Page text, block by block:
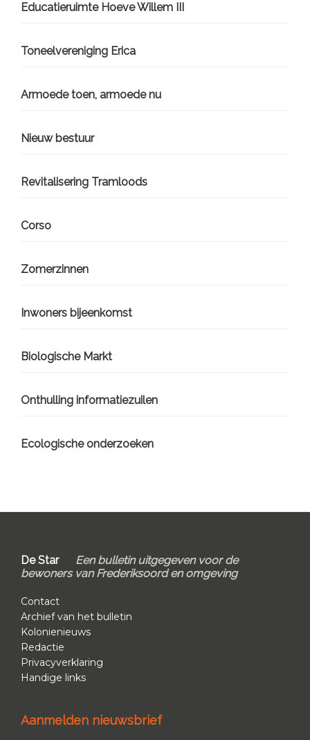
Educatieruimte Hoeve Willem III
Toneelvereniging Erica
Armoede toen, armoede nu
Nieuw bestuur
Revitalisering Tramloods
Corso
Zomerzinnen
Inwoners bijeenkomst
Biologische Markt
Onthulling informatiezuilen
Ecologische onderzoeken
Footer
De Star
Een bulletin uitgegeven voor de
bewoners van Frederiksoord en omgeving
Contact
Archief van het bulletin
Kolonienieuws
Redactie
Privacyverklaring
Handige links
Aanmelden nieuwsbrief